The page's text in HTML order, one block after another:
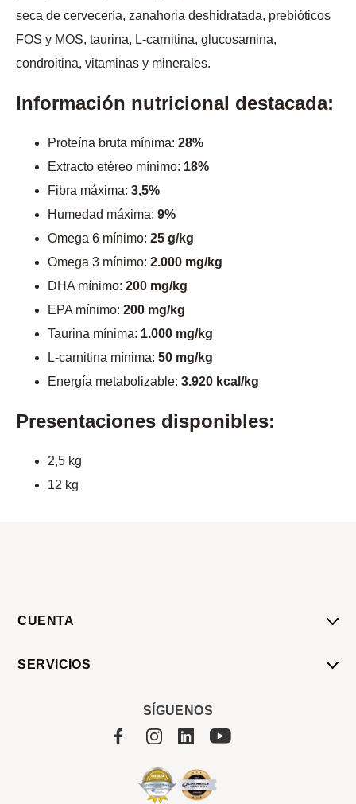
seca de cervecería, zanahoria deshidratada, prebióticos
FOS y MOS, taurina, L-carnitina, glucosamina,
condroitina, vitaminas y minerales.
Información nutricional destacada:
Proteína bruta mínima: 28%
Extracto etéreo mínimo: 18%
Fibra máxima: 3,5%
Humedad máxima: 9%
Omega 6 mínimo: 25 g/kg
Omega 3 mínimo: 2.000 mg/kg
DHA mínimo: 200 mg/kg
EPA mínimo: 200 mg/kg
Taurina mínima: 1.000 mg/kg
L-carnitina mínima: 50 mg/kg
Energía metabolizable: 3.920 kcal/kg
Presentaciones disponibles:
2,5 kg
12 kg
CUENTA
SERVICIOS
SÍGUENOS